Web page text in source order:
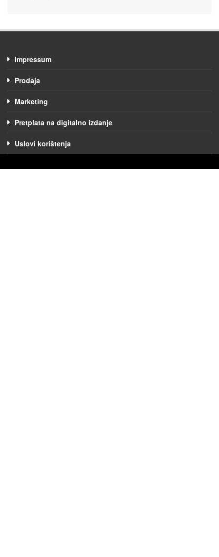
Impressum
Prodaja
Marketing
Pretplata na digitalno izdanje
Uslovi korištenja